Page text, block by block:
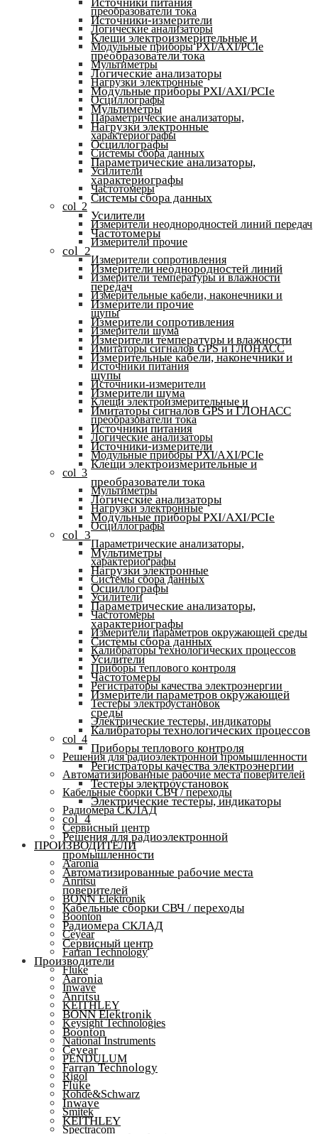
преобразователи тока
Логические анализаторы
Модульные приборы PXI/AXI/PCIe
Мультиметры
Нагрузки электронные
Осциллографы
Параметрические анализаторы,
характериографы
Системы сбора данных
Усилители
Частотомеры
col_2
Измерители неоднородностей линий передач
Измерители прочие
Измерители сопротивления
Измерители температуры и влажности
Измерительные кабели, наконечники и
щупы
Измерители шума
Имитаторы сигналов GPS и ГЛОНАСС
Источники питания
Источники-измерители
Клещи электроизмерительные и
преобразователи тока
Логические анализаторы
Модульные приборы PXI/AXI/PCIe
col_3
Мультиметры
Нагрузки электронные
Осциллографы
Параметрические анализаторы,
характериографы
Системы сбора данных
Усилители
Частотомеры
Измерители параметров окружающей среды
Калибраторы технологических процессов
Приборы теплового контроля
Регистраторы качества электроэнергии
Тестеры электроустановок
Электрические тестеры, индикаторы
col_4
Решения для радиоэлектронной промышленности
Автоматизированные рабочие места поверителей
Кабельные сборки СВЧ / переходы
Радиомера СКЛАД
Сервисный центр
ПРОИЗВОДИТЕЛИ
Aaronia
Anritsu
BONN Elektronik
Boonton
Ceyear
Farran Technology
Fluke
Inwave
KEITHLEY
Keysight Technologies
National Instruments
PENDULUM
Rigol
Rohde&Schwarz
Smitek
Spectracom
Источники-измерители
Клещи электроизмерительные и
преобразователи тока
Логические анализаторы
Модульные приборы PXI/AXI/PCIe
Мультиметры
Нагрузки электронные
Осциллографы
Параметрические анализаторы,
характериографы
Системы сбора данных
Усилители
Частотомеры
col_2
Измерители неоднородностей линий
передач
Измерители прочие
Измерители сопротивления
Измерители температуры и влажности
Измерительные кабели, наконечники и
щупы
Измерители шума
Имитаторы сигналов GPS и ГЛОНАСС
Источники питания
Источники-измерители
Клещи электроизмерительные и
преобразователи тока
Логические анализаторы
Модульные приборы PXI/AXI/PCIe
col_3
Мультиметры
Нагрузки электронные
Осциллографы
Параметрические анализаторы,
характериографы
Системы сбора данных
Усилители
Частотомеры
Измерители параметров окружающей
среды
Калибраторы технологических процессов
Приборы теплового контроля
Регистраторы качества электроэнергии
Тестеры электроустановок
Электрические тестеры, индикаторы
col_4
Решения для радиоэлектронной
промышленности
Автоматизированные рабочие места
поверителей
Кабельные сборки СВЧ / переходы
Радиомера СКЛАД
Сервисный центр
Производители
Aaronia
Anritsu
BONN Elektronik
Boonton
Ceyear
Farran Technology
Fluke
Inwave
KEITHLEY